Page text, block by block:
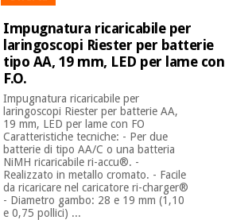
Impugnatura ricaricabile per
laringoscopi Riester per batterie
tipo AA, 19 mm, LED per lame con
F.O.
Impugnatura ricaricabile per
laringoscopi Riester per batterie AA,
19 mm, LED per lame con FO
Caratteristiche tecniche: - Per due
batterie di tipo AA/C o una batteria
NiMH ricaricabile ri-accu®. -
Realizzato in metallo cromato. - Facile
da ricaricare nel caricatore ri-charger®
- Diametro gambo: 28 e 19 mm (1,10
e 0,75 pollici) ...